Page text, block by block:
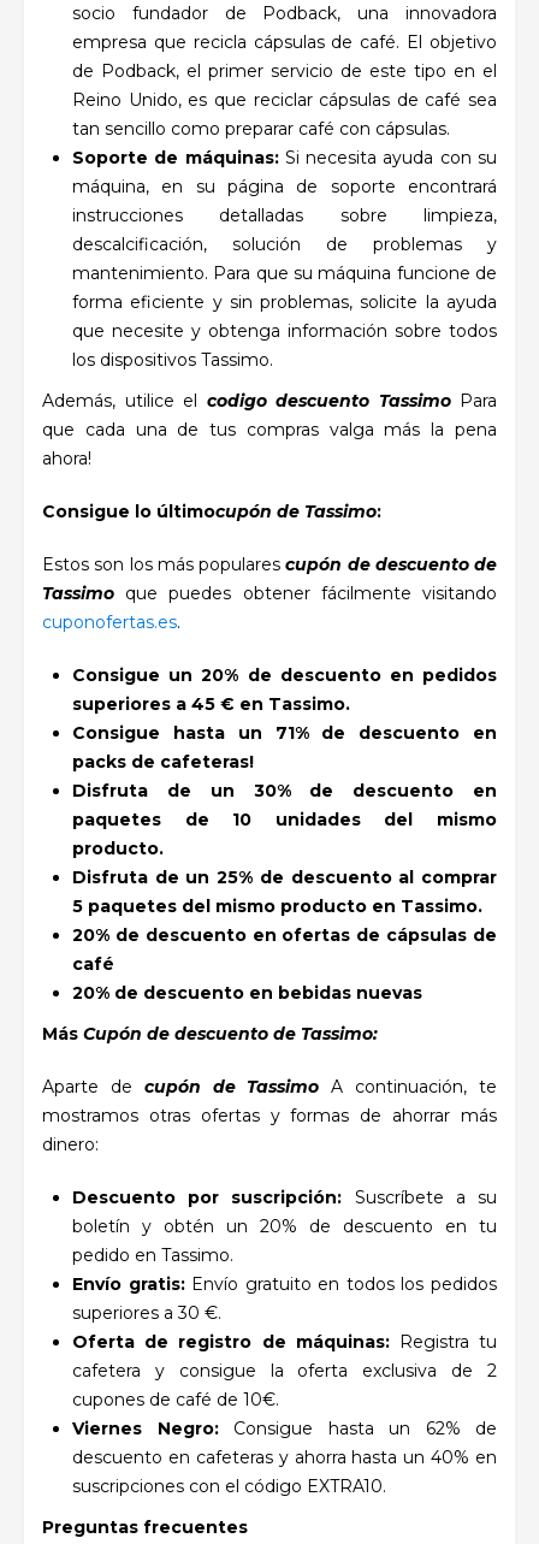
socio fundador de Podback, una innovadora
empresa que recicla cápsulas de café. El objetivo
de Podback, el primer servicio de este tipo en el
Reino Unido, es que reciclar cápsulas de café sea
tan sencillo como preparar café con cápsulas.
Soporte de máquinas: Si necesita ayuda con su
máquina, en su página de soporte encontrará
instrucciones detalladas sobre limpieza,
descalcificación, solución de problemas y
mantenimiento. Para que su máquina funcione de
forma eficiente y sin problemas, solicite la ayuda
que necesite y obtenga información sobre todos
los dispositivos Tassimo.
Además, utilice el codigo descuento Tassimo Para
que cada una de tus compras valga más la pena
ahora!
Consigue lo últimocupón de Tassimo:
Estos son los más popularescupón de descuento de
Tassimo que puedes obtener fácilmente visitando
cuponofertas.es.
Consigue un 20% de descuento en pedidos
superiores a 45 € en Tassimo.
Consigue hasta un 71% de descuento en
packs de cafeteras!
Disfruta de un 30% de descuento en
paquetes de 10 unidades del mismo
producto.
Disfruta de un 25% de descuento al comprar
5 paquetes del mismo producto en Tassimo.
20% de descuento en ofertas de cápsulas de
café
20% de descuento en bebidas nuevas
Más Cupón de descuento de Tassimo:
Aparte de cupón de TassimoA continuación, te
mostramos otras ofertas y formas de ahorrar más
dinero:
Descuento por suscripción: Suscríbete a su
boletín y obtén un 20% de descuento en tu
pedido en Tassimo.
Envío gratis: Envío gratuito en todos los pedidos
superiores a 30 €.
Oferta de registro de máquinas: Registra tu
cafetera y consigue la oferta exclusiva de 2
cupones de café de 10€.
Viernes Negro: Consigue hasta un 62% de
descuento en cafeteras y ahorra hasta un 40% en
suscripciones con el código EXTRA10.
Preguntas frecuentes